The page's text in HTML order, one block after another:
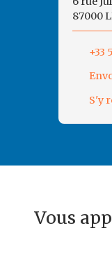
87000
+33
S'y
Vous